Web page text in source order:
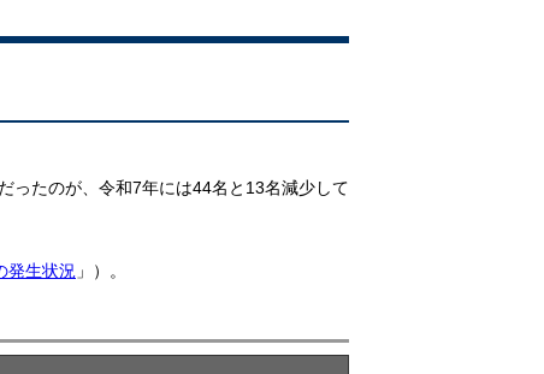
ったのが、令和7年には44名と13名減少して
発生状況 」）。